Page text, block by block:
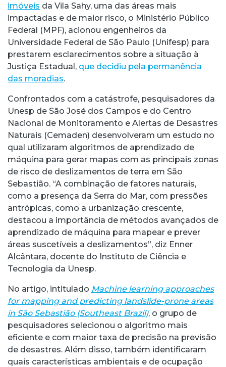
imóveis da Vila Sahy, uma das áreas mais
impactadas e de maior risco, o Ministério Público
Federal (MPF), acionou engenheiros da
Universidade Federal de São Paulo (Unifesp) para
prestarem esclarecimentos sobre a situação à
Justiça Estadual, que decidiu pela permanência
das moradias.
Confrontados com a catástrofe, pesquisadores da
Unesp de São José dos Campos e do Centro
Nacional de Monitoramento e Alertas de Desastres
Naturais (Cemaden) desenvolveram um estudo no
qual utilizaram algoritmos de aprendizado de
máquina para gerar mapas com as principais zonas
de risco de deslizamentos de terra em São
Sebastião. “A combinação de fatores naturais,
como a presença da Serra do Mar, com pressões
antrópicas, como a urbanização crescente,
destacou a importância de métodos avançados de
aprendizado de máquina para mapear e prever
áreas suscetíveis a deslizamentos”, diz Enner
Alcântara, docente do Instituto de Ciência e
Tecnologia da Unesp.
No artigo, intitulado Machine learning approaches
for mapping and predicting landslide-prone areas
in São Sebastião (Southeast Brazil), o grupo de
pesquisadores selecionou o algoritmo mais
eficiente e com maior taxa de precisão na previsão
de desastres. Além disso, também identificaram
quais características ambientais e de ocupação